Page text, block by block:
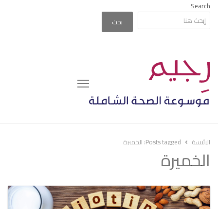
Search
بحث
Menu
الرئيسة Posts tagged: الخميرة
الخميرة